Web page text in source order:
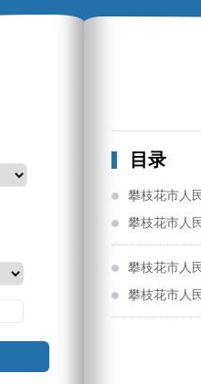
目录
攀枝花市人
攀枝花市人
攀枝花市人
攀枝花市人